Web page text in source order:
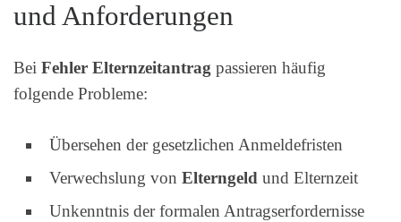
und Anforderungen
Bei Fehler Elternzeitantrag passieren häufig
folgende Probleme:
Übersehen der gesetzlichen Anmeldefristen
Verwechslung von Elterngeld und Elternzeit
Unkenntnis der formalen Antragserfordernisse